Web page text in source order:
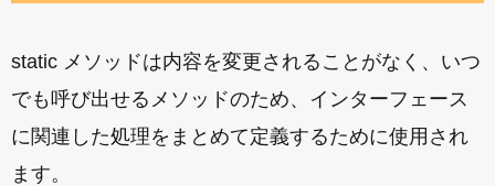
static メソッドは内容を変更されることがなく、いつ
でも呼び出せるメソッドのため、インターフェース
に関連した処理をまとめて定義するために使用され
ます。